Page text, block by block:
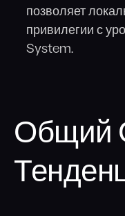
позволяет
привилегии с
System.
Общий